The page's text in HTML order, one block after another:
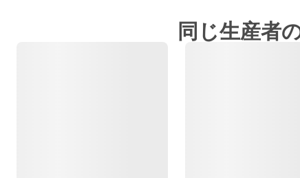
同じ生産者